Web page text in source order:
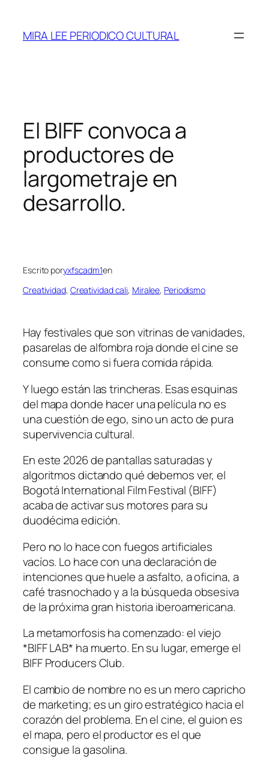
contenido
MIRA LEE PERIODICO CULTURAL
El BIFF convoca a
productores de
largometraje en
desarrollo.
Escrito poryxfscadm1en
Creatividad, Creatividad cali, Miralee, Periodismo
Hay festivales que son vitrinas de vanidades,
pasarelas de alfombra roja donde el cine se
consume como si fuera comida rápida.
Y luego están las trincheras. Esas esquinas
del mapa donde hacer una película no es
una cuestión de ego, sino un acto de pura
supervivencia cultural.
En este 2026 de pantallas saturadas y
algoritmos dictando qué debemos ver, el
Bogotá International Film Festival (BIFF)
acaba de activar sus motores para su
duodécima edición.
Pero no lo hace con fuegos artificiales
vacíos. Lo hace con una declaración de
intenciones que huele a asfalto, a oficina, a
café trasnochado y a la búsqueda obsesiva
de la próxima gran historia iberoamericana.
La metamorfosis ha comenzado: el viejo
*BIFF LAB* ha muerto. En su lugar, emerge el
BIFF Producers Club.
El cambio de nombre no es un mero capricho
de marketing; es un giro estratégico hacia el
corazón del problema. En el cine, el guion es
el mapa, pero el productor es el que
consigue la gasolina.